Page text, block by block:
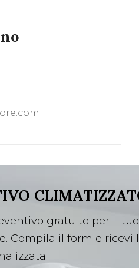
gratuito per il tuo
Compila il form e ricevi